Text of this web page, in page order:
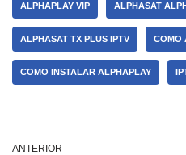
ALPHAPLAY VIP ALPHASAT
ALPHASAT TX PLUS IPTV COMO
COMO INSTALAR ALPHAPLAY
ANTERIOR